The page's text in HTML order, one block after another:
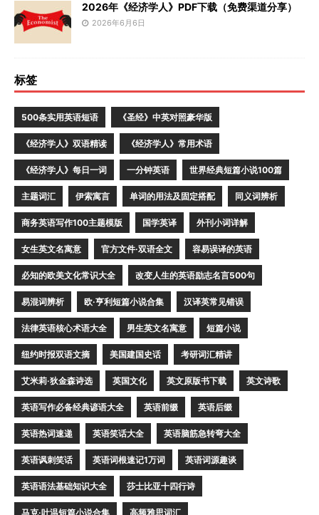
2026年《经济学人》PDF下载（免费渠道分享）
2026年6月6日
标签
500条实用英语短语 《圣经》中英对照豪华版
《经济学人》双语精读 《经济学人》常用术语
《经济学人》每日一词 一分钟英语 世界经典短篇小说100篇
主题词汇 伊索寓言 单词的用法及固定搭配 同义词辨析
商务英语写作100主题模版 国学英译 外刊小词详解
女生英文名寓意 官方文件·双语全文 容易误译的英语
必知的欧美文化常识大全 改变人生的英语励志名言500句
易混词辨析 欧·亨利短篇小说合集 汉译英常见错误
法律英语核心术语大全 男生英文名寓意 短篇小说
纽约时报双语文摘 美国建国史话 考研词汇精讲
艾米莉·狄金森诗选 英国文化 英文原版书下载 英文诗歌
英语写作必备经典谚语大全 英语前缀 英语后缀
英语热词速递 英语笑话大全 英语脑筋急转弯大全
英语讽刺笑话 英语词根速记1万词 英语词源趣谈
英语语法基础知识大全 莎士比亚十四行诗
马克·吐温短篇小说合集 高频雅思词汇